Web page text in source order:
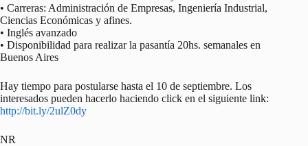
• Carreras: Administración de Empresas, Ingeniería Industrial,
Ciencias Económicas y afines.
• Inglés avanzado
• Disponibilidad para realizar la pasantía 20hs. semanales en
Buenos Aires
Hay tiempo para postularse hasta el 10 de septiembre. Los
interesados pueden hacerlo haciendo click en el siguiente link:
http://bit.ly/2ulZ0dy
NR